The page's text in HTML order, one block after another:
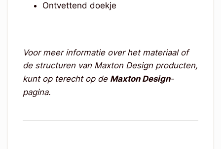
Ontvettend doekje
Voor meer informatie over het materiaal of
de structuren van Maxton Design producten,
kunt op terecht op de Maxton Design-
pagina.